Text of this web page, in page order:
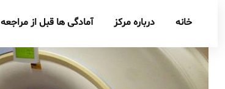
خانه درباره مرکز آمادگی ها قبل از مراجعه